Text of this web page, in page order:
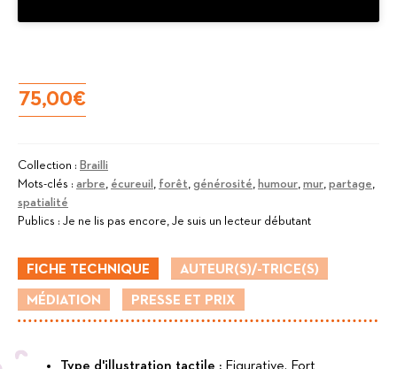
75,00€
Collection : Brailli
Mots-clés : arbre, écureuil , forêt, générosité, humour, mur, partage,
spatialité
Publics : Je ne lis pas encore, Je suis un lecteur débutant
FICHE TECHNIQUE AUTEUR(S)/-TRICE(S)
MÉDIATION PRESSE ET PRIX